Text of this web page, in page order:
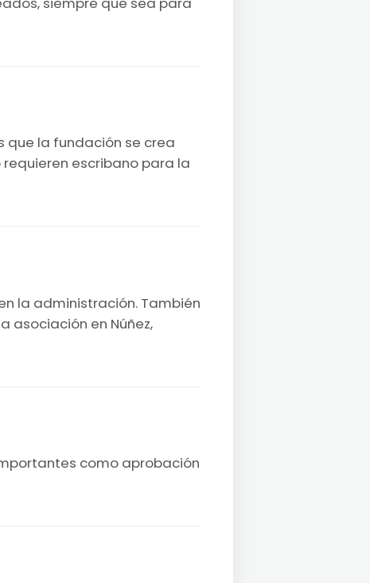
que la fundación se crea
escribano para la
la administración. También
asociación en Núñez,
como aprobación